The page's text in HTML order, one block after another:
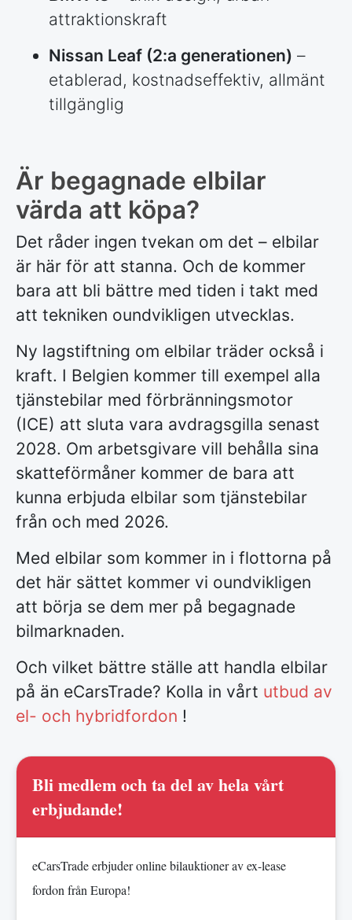
attraktionskraft
Nissan Leaf (2:a generationen) –
etablerad, kostnadseffektiv, allmänt
tillgänglig
Är begagnade elbilar
värda att köpa?
Det råder ingen tvekan om det – elbilar
är här för att stanna. Och de kommer
bara att bli bättre med tiden i takt med
att tekniken oundvikligen utvecklas.
Ny lagstiftning om elbilar träder också i
kraft. I Belgien kommer till exempel alla
tjänstebilar med förbränningsmotor
(ICE) att sluta vara avdragsgilla senast
2028. Om arbetsgivare vill behålla sina
skatteförmåner kommer de bara att
kunna erbjuda elbilar som tjänstebilar
från och med 2026.
Med elbilar som kommer in i flottorna på
det här sättet kommer vi oundvikligen
att börja se dem mer på begagnade
bilmarknaden.
Och vilket bättre ställe att handla elbilar
på än eCarsTrade? Kolla in vårt utbud av
el- och hybridfordon !
Bli medlem och ta del av hela vårt
erbjudande!
eCarsTrade erbjuder online bilauktioner av ex-lease
fordon från Europa!